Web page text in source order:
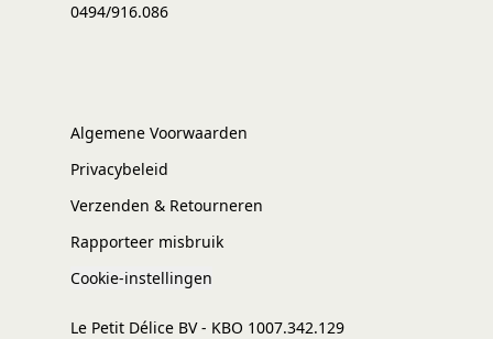
0494/916.086
Algemene Voorwaarden
Privacybeleid
Verzenden & Retourneren
Rapporteer misbruik
Cookie-instellingen
Le Petit Délice BV - KBO 1007.342.129